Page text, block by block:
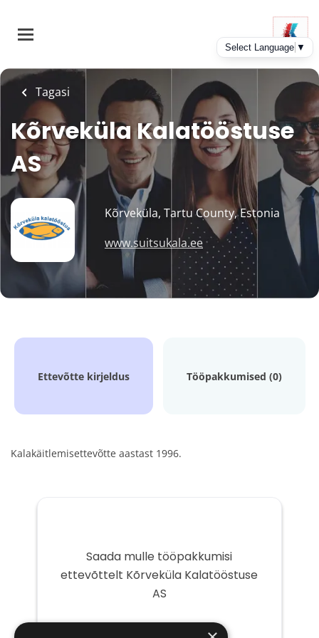
main
Tagasi
Kõrveküla Kalatööstuse
AS
Kõrveküla, Tartu County, Estonia
www.suitsukala.ee
Ettevõtte kirjeldus Tööpakkumised (0)
Kalakäitlemisettevõtte aastast 1996.
Saada mulle tööpakkumisi
ettevõttelt Kõrveküla Kalatööstuse
AS